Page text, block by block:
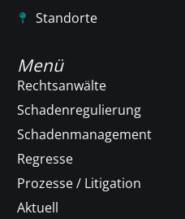
Standorte
Menü
Rechtsanwälte
Schadenregulierung
Schadenmanagement
Regresse
Prozesse / Litigation
Aktuell